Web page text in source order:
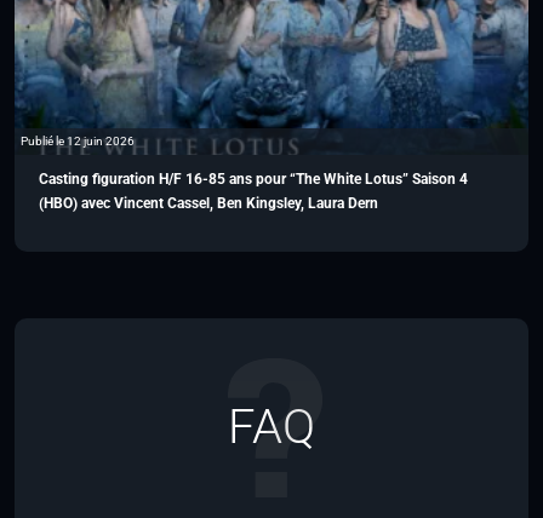
Publié le 12 juin 2026
Casting figuration H/F 16-85 ans pour “The White Lotus” Saison 4
(HBO) avec Vincent Cassel, Ben Kingsley, Laura Dern
FAQ